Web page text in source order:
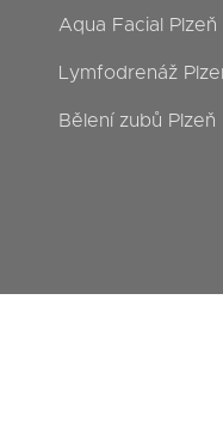
Aqua Facial Plzeň
Lymfodrenáž
Bělení zubů Plzeň